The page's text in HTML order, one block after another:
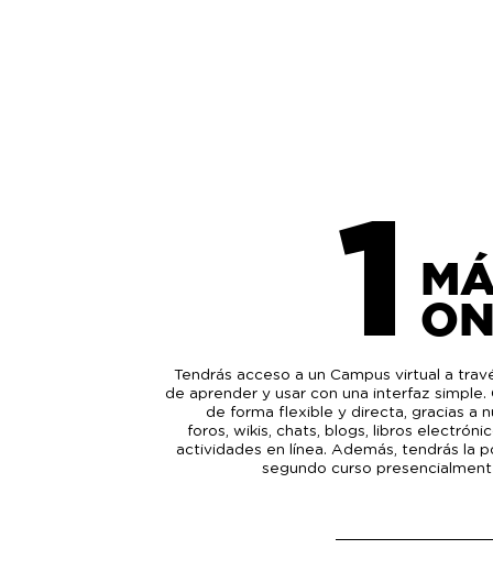
1
Tendrás acceso a un Campus virtual a
de aprender y usar con una interfaz
de forma flexible y directa, gracias a
foros, wikis, chats, blogs, libros
actividades en línea. Además, tendrás la
segundo curso